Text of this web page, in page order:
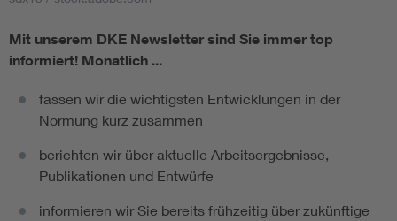
Mit unserem DKE Newsletter sind Sie immer top
informiert! Monatlich ...
fassen wir die wichtigsten Entwicklungen in der
Normung kurz zusammen
berichten wir über aktuelle Arbeitsergebnisse,
Publikationen und Entwürfe
informieren wir Sie bereits frühzeitig über zukünftige